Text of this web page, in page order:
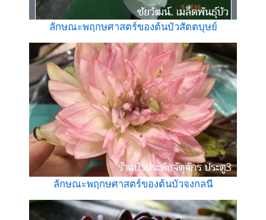
ลักษณะพฤกษศาสตร์ของต้นบัวสัตตบุษย์
ลักษณะพฤกษศาสตร์ของต้นบัวจงกลนี